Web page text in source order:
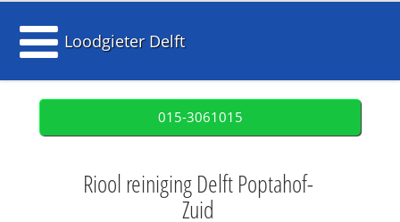
Loodgieter Delft
015-3061015
Riool reiniging Delft Poptahof-
Zuid